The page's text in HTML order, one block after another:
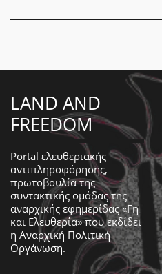
LAND AND
FREEDOM
Portal ελευθεριακής
αντιπληροφόρησης,
πρωτοβουλία της
συντακτικής ομάδας της
αναρχικής εφημερίδας «Γη
και Ελευθερία» που εκδίδει
η Αναρχική Πολιτική
Οργάνωση.